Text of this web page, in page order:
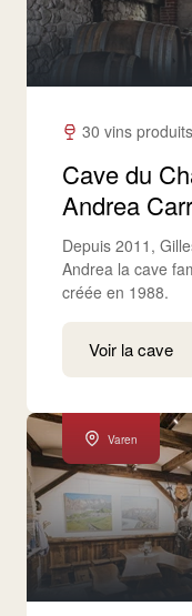
30 vins
Cave du
Andrea
Depuis 2011,
Andrea la cave
créée en 1988.
Voir la cave
Varen